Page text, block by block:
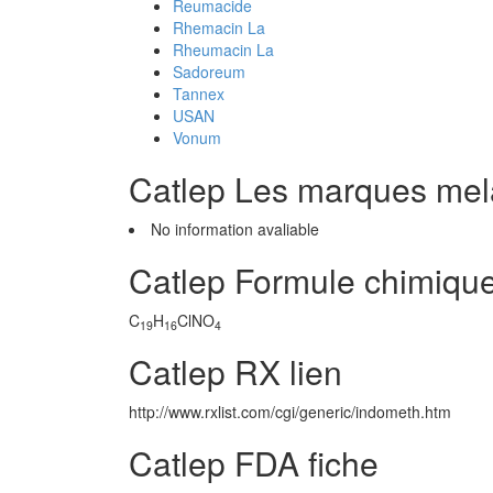
Reumacide
Rhemacin La
Rheumacin La
Sadoreum
Tannex
USAN
Vonum
Catlep Les marques
No information avaliable
Catlep Formule
C19H16ClNO4
Catlep RX lien
http://www.rxlist.com/cgi/generic/indometh.htm
Catlep FDA fiche